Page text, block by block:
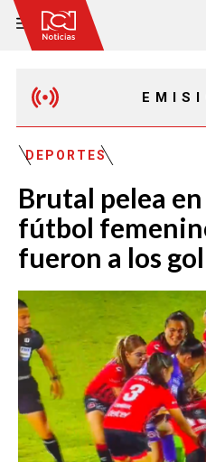
EMISIÓN 12:30
EMISIÓN 11:30
DEPORTES
Brutal pelea
fútbol
fueron a los